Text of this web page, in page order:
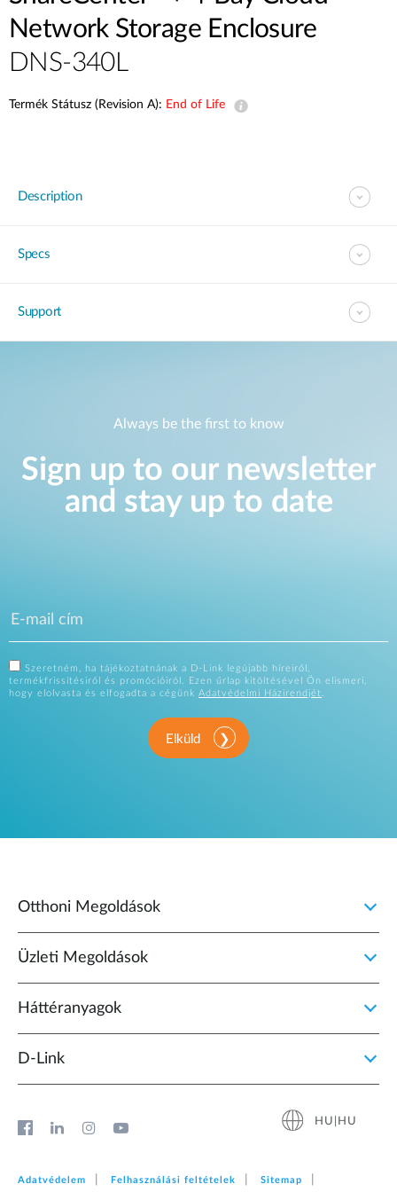
Network Storage Enclosure
DNS-340L
Termék Státusz (Revision A): End of Life
Description
Specs
Support
Always be the first to know
Sign up to our newsletter
and stay up to date
Szeretném, ha tájékoztatnának a D-Link legújabb híreiről,
termékfrissítésiről és promócióiról. Ezen űrlap kitöltésével Ön elismeri,
hogy elolvasta és elfogadta a cégünk Adatvédelmi Házirendjét.
Elküld
Otthoni Megoldások
Üzleti Megoldások
Háttéranyagok
D‑Link
HU|HU
Adatvédelem Felhasználási feltételek Sitemap